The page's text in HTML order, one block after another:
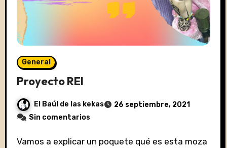
General
Proyecto REI
El Baúl de las kekas
26 septiembre, 2021
Sin comentarios
Vamos a explicar un poquete qué es esta moza